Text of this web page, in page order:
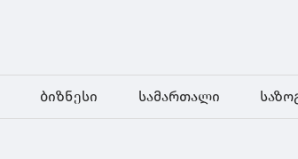
ბიზნესი სამართალი